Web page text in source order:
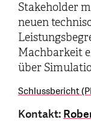
Stakeholder
neuen
Machbarkeit
über
Schlussbericht
Kontakt: